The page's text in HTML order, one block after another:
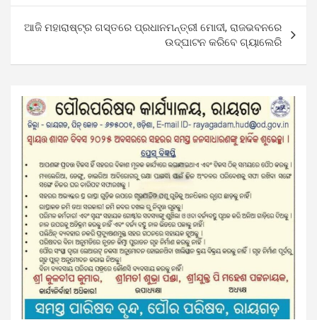
ଆଜି ମହାରାଷ୍ଟ୍ର ଗସ୍ତରେ ପ୍ରଧାନମନ୍ତ୍ରୀ ମୋଦୀ, ରାଜଭବନରେ
ଉଦ୍‌ଘାଟନ କରିବେ ଗ୍ୟାଲେରି